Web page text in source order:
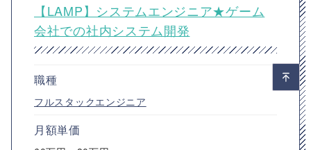
【LAMP】システムエンジニア★ゲーム
会社での社内システム開発
職種
フルスタックエンジニア
月額単価